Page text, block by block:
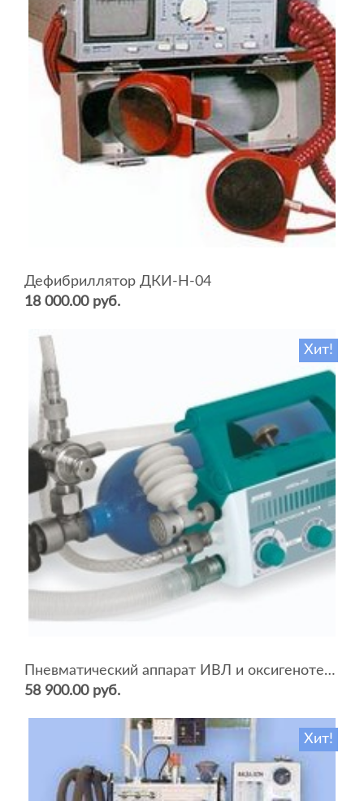
Дефибриллятор ДКИ-Н-04
18 000.00 руб.
Хит!
Пневматический аппарат ИВЛ и оксигенотерапии портативный АИВЛп-2/20-«ТМТ»
58 900.00 руб.
Хит!